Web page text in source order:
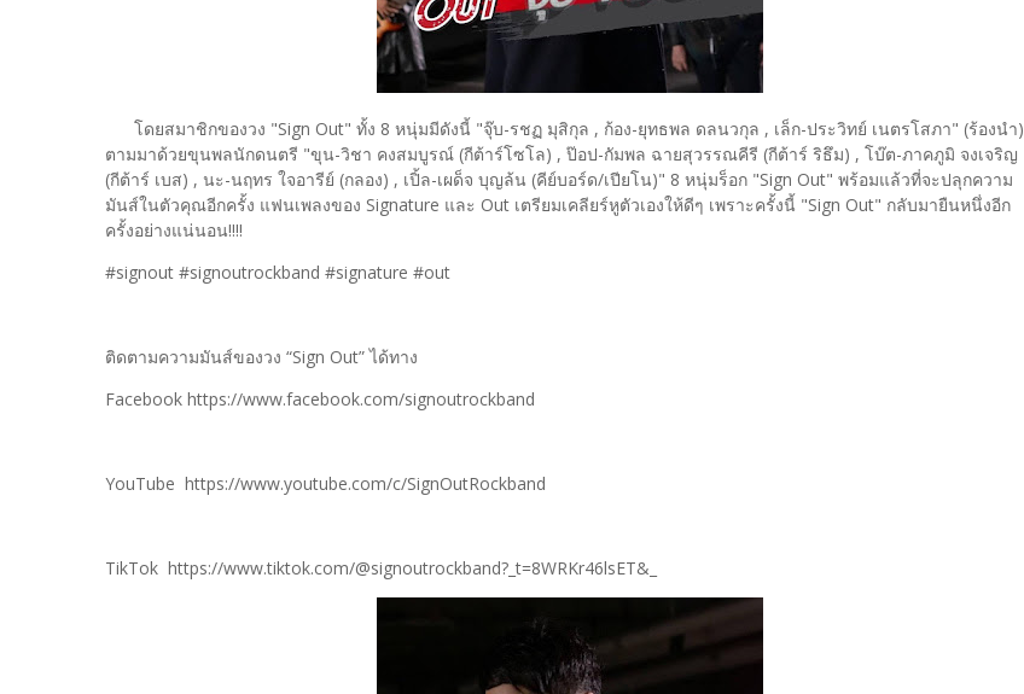
โดยสมาชิกของวง "Sign Out" ทั้ง​ 8​ หนุ่มมีดังนี้​ "จุ๊บ-รชฏ มุสิกุล , ก้อง-ยุทธพล ดลนวกุล , เล็ก-ประวิทย์ เนตรโสภา" (ร้องนำ)​
ตามมาด้วยขุนพลนักดนตรี "ขุน-วิชา คงสมบูรณ์ (กีต้าร์โซโล) , ป๊อป-กัมพล ฉายสุวรรณคีรี (กีต้าร์ ริธึม) , โบ๊ต-ภาคภูมิ จงเจริญ
(กีต้าร์ เบส) , นะ-นฤทร ใจอารีย์ (กลอง) , เปิ้ล-เผด็จ บุญล้น (คีย์บอร์ด/เปียโน)" 8 หนุ่มร็อก "Sign Out" พร้อมแล้วที่จะปลุกความ
มันส์ในตัวคุณอีกครั้ง แฟนเพลงของ Signature และ Out เตรียมเคลียร์หูตัวเองให้ดี​ๆ​ เพราะครั้งนี้ "Sign Out" กลับมายืนหนึ่งอีก
ครั้งอย่างแน่นอน!!!!
#signout #signoutrockband #signature #out
ติดตามความมันส์ของวง “Sign Out” ได้ทาง
Facebook https://www.facebook.com/signoutrockband
YouTube https://www.youtube.com/c/SignOutRockband
TikTok https://www.tiktok.com/@signoutrockband?_t=8WRKr46lsET&_